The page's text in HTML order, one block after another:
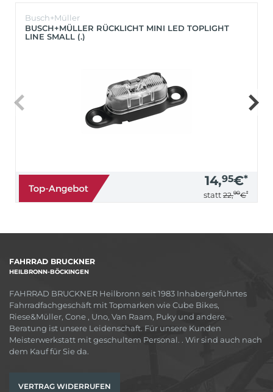
Busch+Müller
BUSCH+MÜLLER RÜCKLICHT MINI LED TOPLIGHT
LINE SMALL (.)
14,95€*
statt 22,90€*
FAHRRAD BRUCKNER
HEILBRONN-BÖCKINGEN
FAHRRAD BRUCKNER Heilbronn seit 1983 Inhabergeführtes
Fahrradfachgeschäft mit Topmarken wie Cube Bikes,
Riese&Müller, Cone , Uno, Van Raam, Puky und andere.
Beratung ist unsere Leidenschaft. Für unsere Kunden
Meisterwerkstatt mit geschultem Personal. . Wir sind auch nach
dem Kauf für Sie da.
VERTRAG WIDERRUFEN